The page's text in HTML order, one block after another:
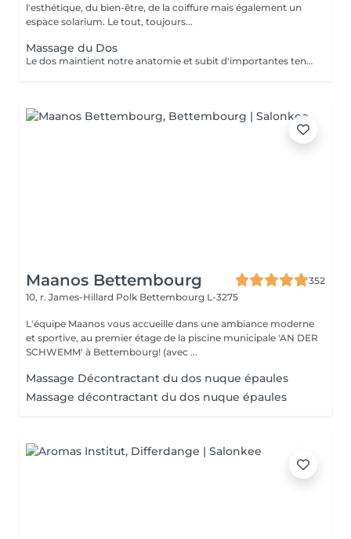
l'esthétique, du bien-être, de la coiffure mais également un
espace solarium. Le tout, toujours...
Massage du Dos
Le dos maintient notre anatomie et subit d'importantes tensions liées au stress, à la fatigue, au froid, aux mauvaises positions... Le massage du dos permet de dénouer les tensions, détendre les muscles, soulage les courbatures et les contractions. Le massage du dos est une véritable source de bien être et de détente. Il a un effet bénéfique de façon locale mais aussi sur la détente générale. Senteurs aux choix: Fleur de Tiaré, Thé vert Jasmin, Rose Litchi, Cédra Passion
Maanos Bettembourg
352
10, r. James-Hillard Polk Bettembourg L-3275
L'équipe Maanos vous accueille dans une ambiance moderne
et sportive, au premier étage de la piscine municipale 'AN DER
SCHWEMM' à Bettembourg! (avec ...
Massage Décontractant du dos nuque épaules
Massage décontractant du dos nuque épaules